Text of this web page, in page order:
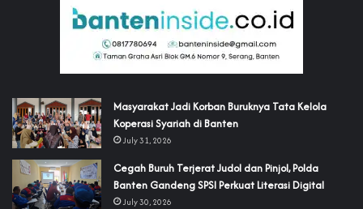
‎Masyarakat Jadi Korban Buruknya Tata Kelola
Koperasi Syariah di Banten
July 31, 2026
Cegah Buruh Terjerat Judol dan Pinjol, Polda
Banten Gandeng SPSI Perkuat Literasi Digital
July 30, 2026